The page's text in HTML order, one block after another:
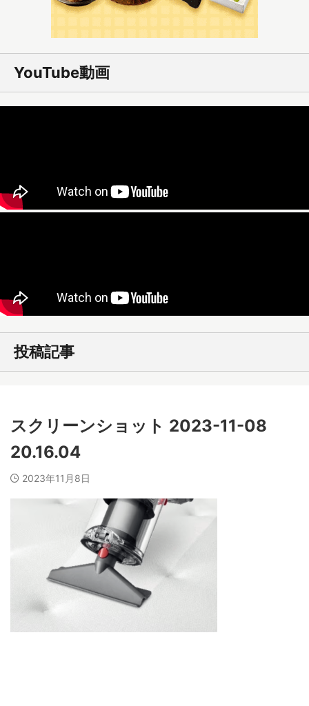
YouTube動画
投稿記事
スクリーンショット 2023-11-08
20.16.04
2023年11月8日